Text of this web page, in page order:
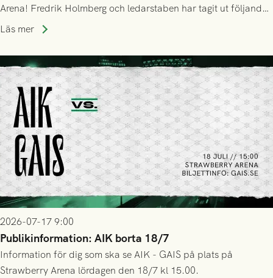
Arena! Fredrik Holmberg och ledarstaben har tagit ut följande
trupp till matchen:
Läs mer
2026-07-17 9:00
Publikinformation: AIK borta 18/7
Information för dig som ska se AIK - GAIS på plats på
Strawberry Arena lördagen den 18/7 kl 15.00.